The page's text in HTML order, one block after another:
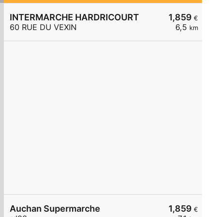
1,859 €
6,5 km
INTERMARCHE HARDRICOURT
60 RUE DU VEXIN
1,859 €
Auchan Supermarche